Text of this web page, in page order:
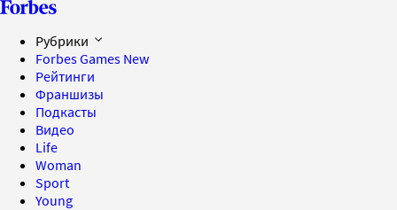
Рубрики
Forbes Games New
Рейтинги
Франшизы
Подкасты
Видео
Life
Woman
Sport
Young